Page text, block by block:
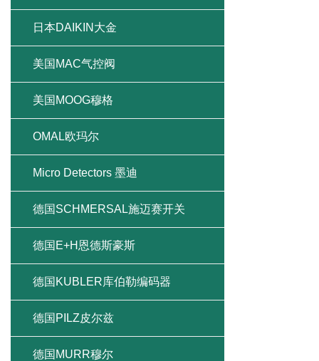
日本DAIKIN大金
美国MAC气控阀
美国MOOG穆格
OMAL欧玛尔
Micro Detectors 墨迪
德国SCHMERSAL施迈赛开关
德国E+H恩德斯豪斯
德国KUBLER库伯勒编码器
德国PILZ皮尔兹
德国MURR穆尔